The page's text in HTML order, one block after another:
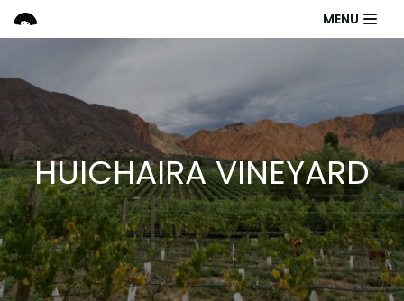
Saltar
al
MENU
HUICHAIRA VINEYARD